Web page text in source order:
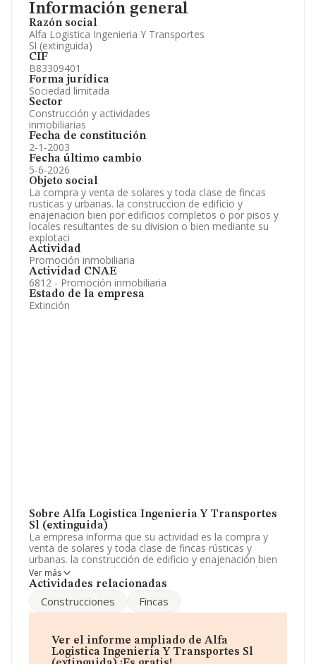
Información general
Razón social
Alfa Logistica Ingenieria Y Transportes
Sl (extinguida)
CIF
B83309401
Forma jurídica
Sociedad limitada
Sector
Construcción y actividades
inmobiliarias
Fecha de constitución
2-1-2003
Fecha último cambio
5-6-2026
Objeto social
La compra y venta de solares y toda clase de fincas
rusticas y urbanas. la construccion de edificio y
enajenacion bien por edificios completos o por pisos y
locales resultantes de su division o bien mediante su
explotaci
Actividad
Promoción inmobiliaria
Actividad CNAE
6812 - Promoción inmobiliaria
Estado de la empresa
Extinción
Sobre Alfa Logistica Ingenieria Y Transportes
Sl (extinguida)
La empresa informa que su actividad es la compra y
venta de solares y toda clase de fincas rústicas y
urbanas. la construcción de edificio y enajenación bien
por edificios completos o por pisos y locales resultantes
de su division o bien mediante su explotaci. La empresa
actividad CNAE como '%cnae%', código 6812. La
compañía no tiene actividad en mercados exteriores.
Ha habido un incremento en cuanto al número de
empleados y atendiendo a los datos disponibles en
INFORMA, ese número ha estado por encima de la
Ver más
Actividades relacionadas
Construcciones Fincas
Ver el informe ampliado de Alfa
Logistica Ingenieria Y Transportes Sl
Artículos de prensa publicados sobre la empresa.
Información oficial y registral complementaria.